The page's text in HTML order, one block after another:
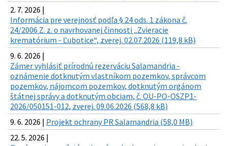
2. 7. 2026 |
Informácia pre verejnosť podľa § 24 ods. 1 zákona č.
24/2006 Z. z. o navrhovanej činnosti „Zvieracie
krematórium - Ľubotice“, zverej. 02.07.2026 (119,8 kB)
9. 6. 2026 |
Zámer vyhlásiť prírodnú rezerváciu Salamandria -
oznámenie dotknutým vlastníkom pozemkov, správcom
pozemkov, nájomcom pozemkov, dotknutým orgánom
štátnej správy a dotknutým obciam, č. OU-PO-OSZP1-
2026/050151-012, zverej. 09.06.2026 (568,8 kB)
9. 6. 2026 | Projekt ochrany PR Salamandria (58,0 MB)
22. 5. 2026 |